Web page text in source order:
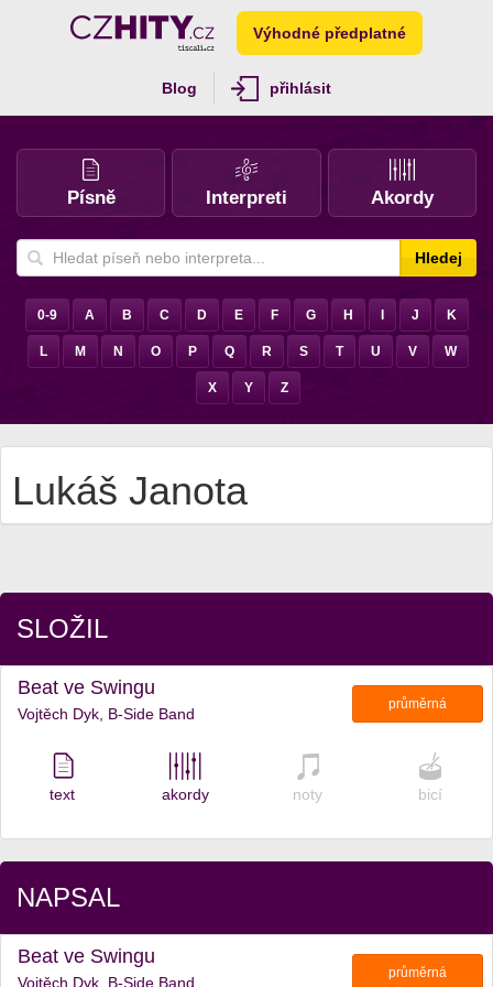
Výhodné předplatné
Blog přihlásit
Písně Interpreti Akordy
Hledej
0-9 A B C D E F G H J K
L M N O P Q R S T U V W
X Y Z
Lukáš Janota
SLOŽIL
Beat ve Swingu
Vojtěch Dyk, B-Side Band
průměrná
text akordy noty bicí
NAPSAL
Beat ve Swingu
Vojtěch Dyk, B-Side Band
průměrná